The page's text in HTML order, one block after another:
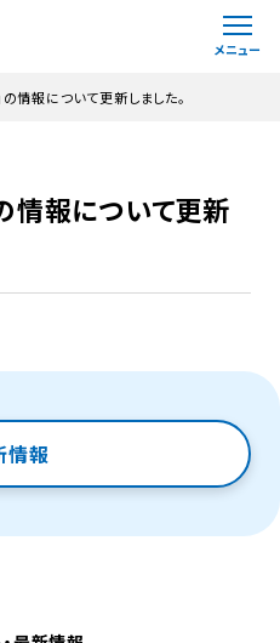
メニュー
の情報について更新しました。
の情報について更新
情報